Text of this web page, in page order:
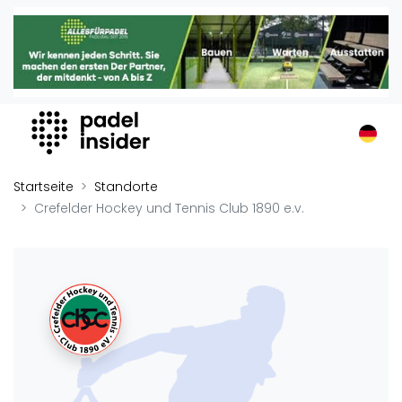
Padel Insider
Home
Organisationen
Buchungssysteme
Padel-Shops
Padel-Marken
Veranstaltungen
Turniere
International
Playtomic
Startseite
Standorte
Crefelder Hockey und Tennis Club 1890 e.v.